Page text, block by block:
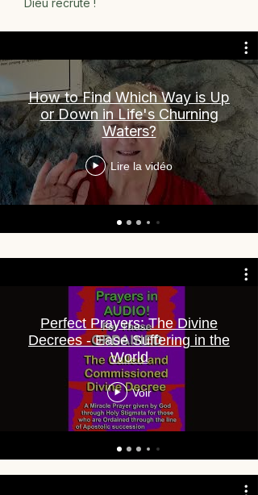
Dieu recrute !
How to Find Which Way is Up
or Down in Life's Churning
Waters?
Lire la vidéo
Perfect Prayers: The Divine
Decrees - Ease Suffering in the
World
Voir